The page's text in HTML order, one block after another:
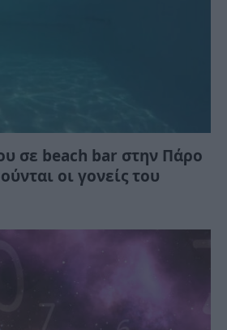
σε beach bar στην Πάρο
οι γονείς του